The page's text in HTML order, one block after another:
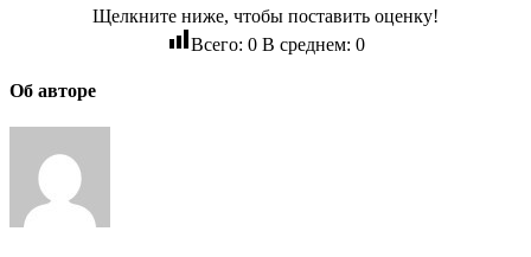
Щелкните ниже, чтобы поставить оценку!
Всего: 0В среднем: 0
Об авторе